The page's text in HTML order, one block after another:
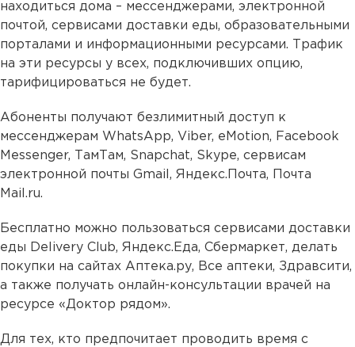
находиться дома – мессенджерами, электронной
почтой, сервисами доставки еды, образовательными
порталами и информационными ресурсами. Трафик
на эти ресурсы у всех, подключивших опцию,
тарифицироваться не будет.
Абоненты получают безлимитный доступ к
мессенджерам WhatsApp, Viber, eMotion, Facebook
Messenger, ТамТам, Snapchat, Skype, сервисам
электронной почты Gmail, Яндекс.Почта, Почта
Mail.ru.
Бесплатно можно пользоваться сервисами доставки
еды Delivery Club, Яндекс.Еда, Сбермаркет, делать
покупки на сайтах Аптека.ру, Все аптеки, Здравсити,
а также получать онлайн-консультации врачей на
ресурсе «Доктор рядом».
Для тех, кто предпочитает проводить время с